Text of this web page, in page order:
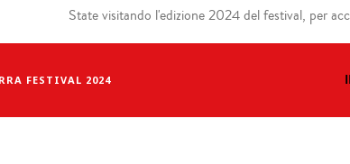
FESTIVAL 2024
State visitando l'edizione 2024 del festival, per